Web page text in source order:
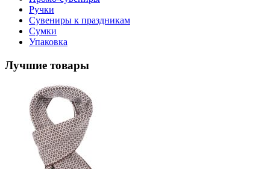
Ручки
Сувениры к праздникам
Сумки
Упаковка
Лучшие товары